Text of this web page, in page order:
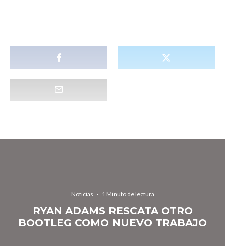
Noticias · 1 Minuto de lectura
RYAN ADAMS RESCATA OTRO
BOOTLEG COMO NUEVO TRABAJO